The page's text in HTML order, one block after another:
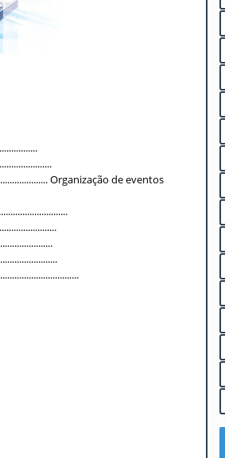
Organização de eventos